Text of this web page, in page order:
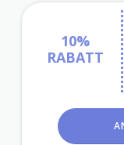
10%
RABATT